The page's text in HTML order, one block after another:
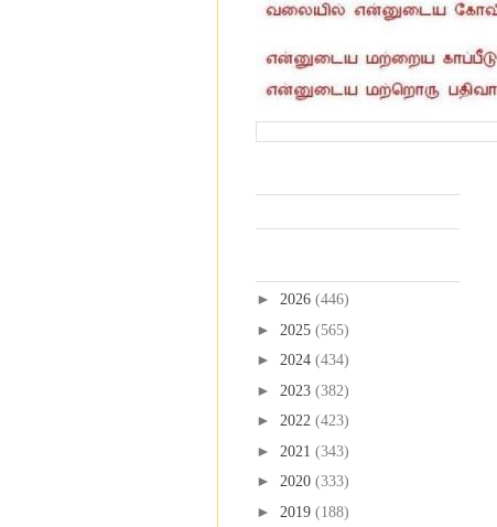
► 2026 (446)
► 2025 (565)
► 2024 (434)
► 2023 (382)
► 2022 (423)
► 2021 (343)
► 2020 (333)
► 2019 (188)